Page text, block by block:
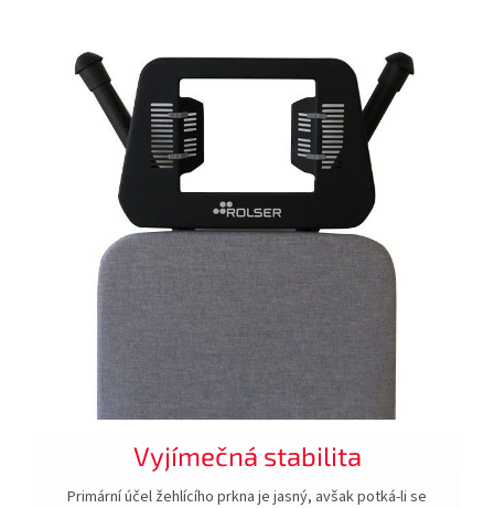
Vyjímečná stabilita
Primární účel žehlícího prkna je jasný, avšak potká-li se